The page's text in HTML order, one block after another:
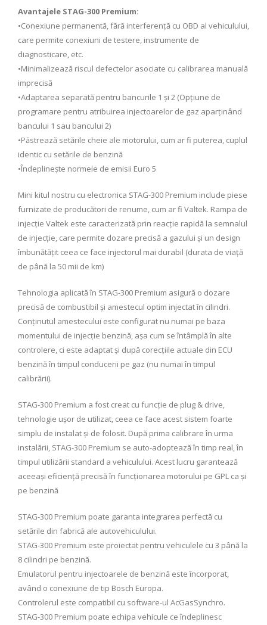
Avantajele STAG-300 Premium:
•Conexiune permanentă, fără interferență cu OBD al vehiculului,
care permite conexiuni de testere, instrumente de
diagnosticare, etc.
•Minimalizează riscul defectelor asociate cu calibrarea manuală
imprecisă
•Adaptarea separată pentru bancurile 1 și 2 (Opțiune de
programare pentru atribuirea injectoarelor de gaz aparținând
bancului 1 sau bancului 2)
•Păstrează setările cheie ale motorului, cum ar fi puterea, cuplul
identic cu setările de benzină
•Îndeplinește normele de emisii Euro 5
Mini kitul nostru cu electronica STAG-300 Premium include piese
furnizate de producători de renume, cum ar fi Valtek. Rampa de
injecție Valtek este caracterizată prin reacție rapidă la semnalul
de injecție, care permite dozare precisă a gazului și un design
îmbunătățit ceea ce face injectorul mai durabil (durata de viață
de până la 50 mii de km)
Tehnologia aplicată în STAG-300 Premium asigură o dozare
precisă de combustibil și amestecul optim injectat în cilindri.
Conținutul amestecului este configurat nu numai pe baza
momentului de injecție benzină, așa cum se întâmplă în alte
controlere, ci este adaptat și după corecțiile actuale din ECU
benzină în timpul conducerii pe gaz (nu numai în timpul
calibrării).
STAG-300 Premium a fost creat cu funcție de plug & drive,
tehnologie ușor de utilizat, ceea ce face acest sistem foarte
simplu de instalat și de folosit. După prima calibrare în urma
instalării, STAG-300 Premium se auto-adoptează în timp real, în
timpul utilizării standard a vehiculului. Acest lucru garantează
aceeași eficiență precisă în funcționarea motorului pe GPL ca și
pe benzină
STAG-300 Premium poate garanta integrarea perfectă cu
setările din fabrică ale autovehiculului.
STAG-300 Premium este proiectat pentru vehiculele cu 3 până la
8 cilindri pe benzină.
Emulatorul pentru injectoarele de benzină este încorporat,
având o conexiune de tip Bosch Europa.
Controlerul este compatibil cu software-ul AcGasSynchro.
STAG-300 Premium poate echipa vehicule ce îndeplinesc